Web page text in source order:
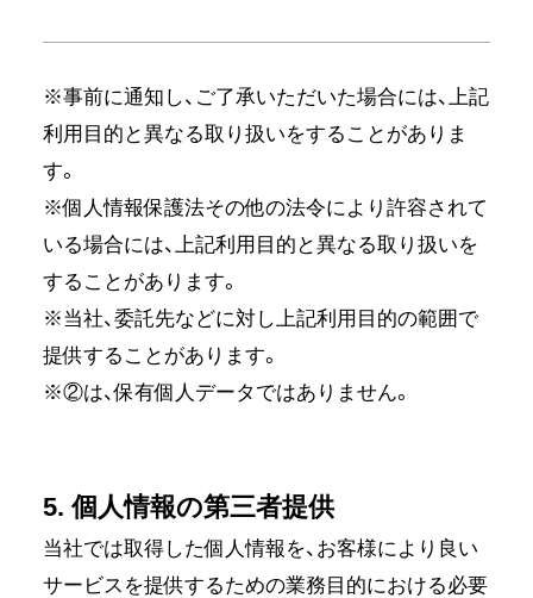
※事前に通知し、ご了承いただいた場合には、上記
利用目的と異なる取り扱いをすることがありま
す。
※個人情報保護法その他の法令により許容されて
いる場合には、上記利用目的と異なる取り扱いを
することがあります。
※当社、委託先などに対し上記利用目的の範囲で
提供することがあります。
※②は、保有個人データではありません。
5. 個人情報の第三者提供
当社では取得した個人情報を、お客様により良い
サービスを提供するための業務目的における必要